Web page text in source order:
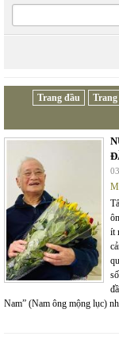
Trang đầu
ít
Nam” (Nam ông mộng lục)